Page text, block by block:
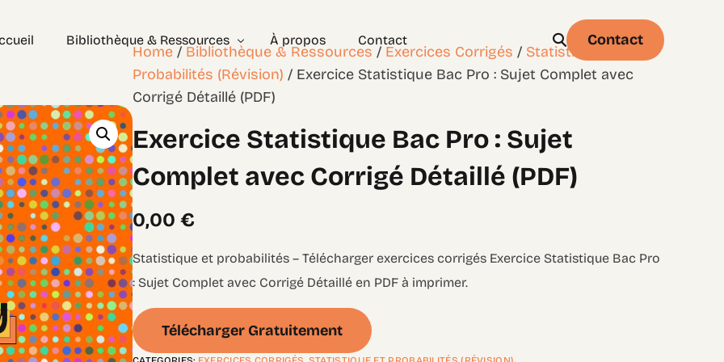
Bibliothèque & Ressources
Exercices Corrigés
– les bases Géométrie – Niveau 2 Physique Statistique & probabilités – Niveau 1
À propos Contact Contact
Home / Bibliothèque & Ressources / Exercices Corrigés / Statistique et
Probabilités (Révision) / Exercice Statistique Bac Pro : Sujet Complet avec
Corrigé Détaillé (PDF)
Exercice Statistique Bac Pro : Sujet
Complet avec Corrigé Détaillé (PDF)
0,00€
Statistique et probabilités – Télécharger exercices corrigés Exercice Statistique Bac Pro
: Sujet Complet avec Corrigé Détaillé en PDF à imprimer.
Télécharger Gratuitement